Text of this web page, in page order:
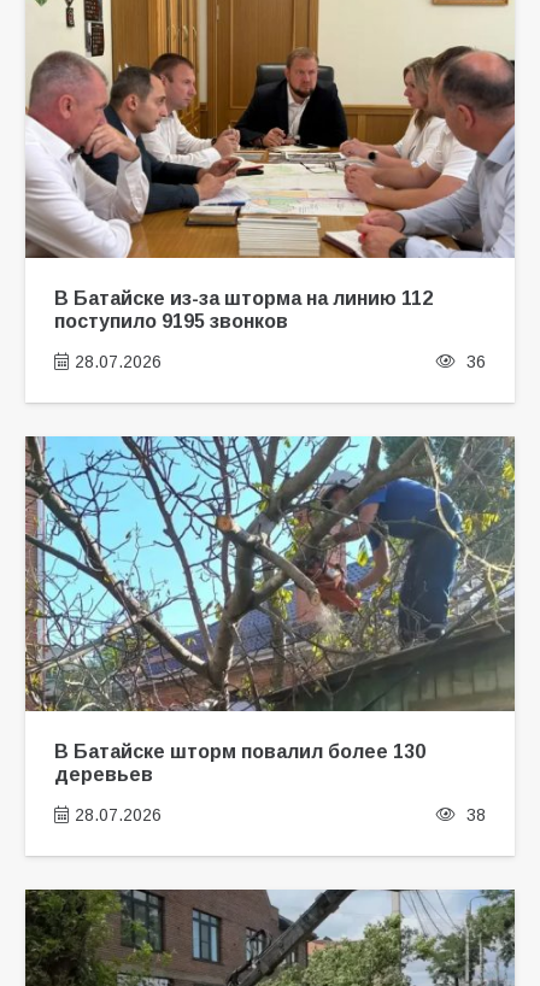
В Батайске из-за шторма на линию 112
поступило 9195 звонков
28.07.2026 36
В Батайске шторм повалил более 130
деревьев
28.07.2026 38